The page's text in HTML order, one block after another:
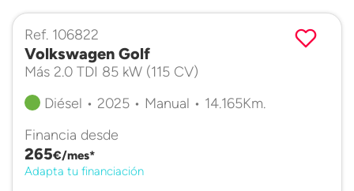
Ref. 106822
Volkswagen Golf
Más 2.0 TDI 85 kW (115 CV)
Diésel • 2025 • Manual • 14.165Km.
Financia desde
265€/mes*
Adapta tu financiación